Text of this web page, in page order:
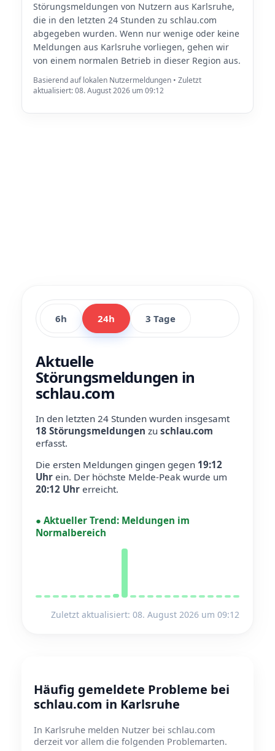
Störungsmeldungen von Nutzern aus Karlsruhe,
die in den letzten 24 Stunden zu schlau.com
abgegeben wurden. Wenn nur wenige oder keine
Meldungen aus Karlsruhe vorliegen, gehen wir
von einem normalen Betrieb in dieser Region aus.
Basierend auf lokalen Nutzermeldungen • Zuletzt
aktualisiert: 08. August 2026 um 09:12
6h 24h 3 Tage
Aktuelle
Störungsmeldungen in
schlau.com
In den letzten 24 Stunden wurden insgesamt
18 Störungsmeldungen zu schlau.com
erfasst.
Die ersten Meldungen gingen gegen 19:12
Uhr ein. Der höchste Melde-Peak wurde um
20:12 Uhr erreicht.
● Aktueller Trend: Meldungen im
Normalbereich
Zuletzt aktualisiert: 08. August 2026 um 09:12
Häufig gemeldete Probleme bei
schlau.com in Karlsruhe
In Karlsruhe melden Nutzer bei schlau.com
derzeit vor allem die folgenden Problemarten.